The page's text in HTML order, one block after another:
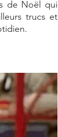
de Noël qui
trucs et